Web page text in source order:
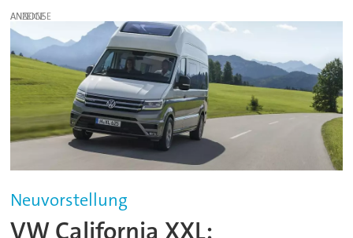
ANZEIGE
Neuvorstellung
VW California XXL: